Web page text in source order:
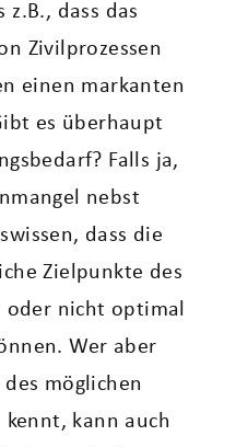
z.B., dass das
Zivilprozessen
einen markanten
es überhaupt
Falls ja,
nebst
dass die
Zielpunkte des
oder nicht optimal
Wer aber
möglichen
kennt, kann auch